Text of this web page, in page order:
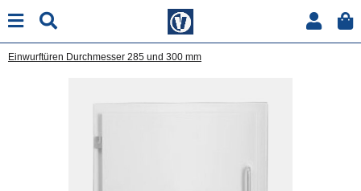
Einwurftüren Durchmesser 285 und 300 mm